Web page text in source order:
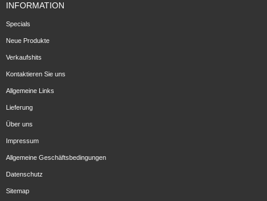
INFORMATION
Specials
Neue Produkte
Verkaufshits
Kontaktieren Sie uns
Allgemeine Links
Lieferung
Über uns
Impressum
Allgemeine Geschäftsbedingungen
Datenschutz
Sitemap